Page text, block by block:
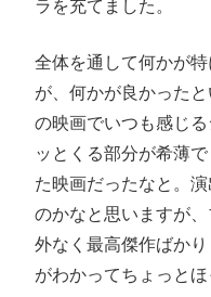
ラを充てました。
全体を通して何かが
が、何かが良かった
の映画でいつも感じ
ッとくる部分が希薄
た映画だったなと。
のかなと思いますが
外なく最高傑作ばか
がわかってちょっとほ